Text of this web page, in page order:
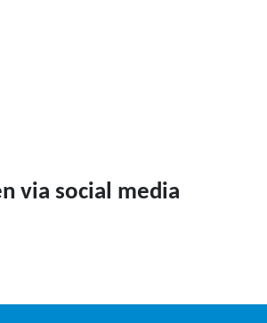
via social media